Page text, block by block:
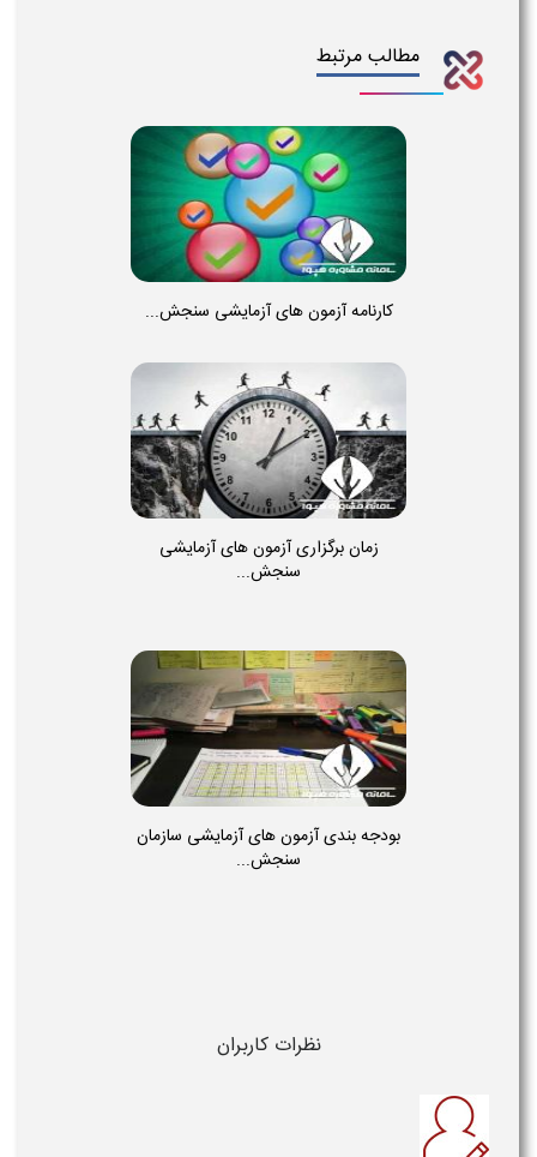
مطالب مرتبط
کارنامه آزمون های آزمایشی سنجش...
زمان برگزاری آزمون های آزمایشی
سنجش...
بودجه بندی آزمون های آزمایشی سازمان
سنجش...
نظرات کاربران